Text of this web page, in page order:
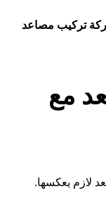
تركيب مصاعد
مع
لازم يعكسها.